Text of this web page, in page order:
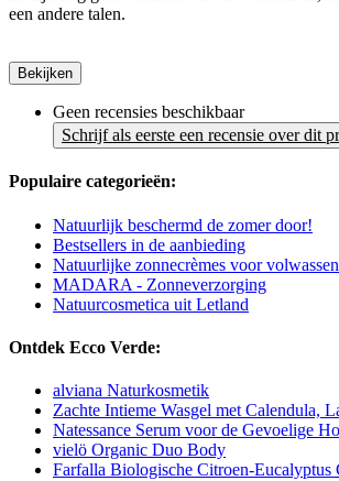
een andere talen.
Bekijken
Geen recensies beschikbaar
Schrijf als eerste een recensie over dit
Populaire categorieën:
Natuurlijk beschermd de zomer door!
Bestsellers in de aanbieding
Natuurlijke zonnecrèmes voor
MADARA - Zonneverzorging
Natuurcosmetica uit Letland
Ontdek Ecco Verde:
alviana Naturkosmetik
Zachte Intieme Wasgel met Calendula,
Natessance Serum voor de Gevoelige
vielö Organic Duo Body
Farfalla Biologische Citroen-Eucalyptus